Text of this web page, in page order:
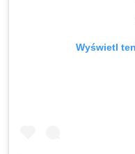
Wyświetl